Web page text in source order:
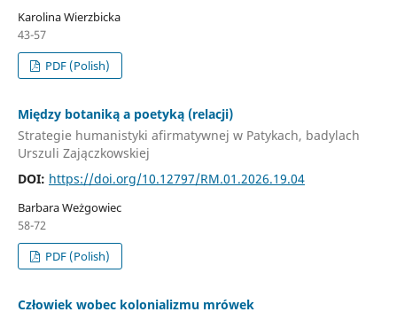
Karolina Wierzbicka
43-57
PDF (Polish)
Między botaniką a poetyką (relacji)
Strategie humanistyki afirmatywnej w Patykach, badylach
Urszuli Zajączkowskiej
DOI: https://doi.org/10.12797/RM.01.2026.19.04
Barbara Weżgowiec
58-72
PDF (Polish)
Człowiek wobec kolonializmu mrówek